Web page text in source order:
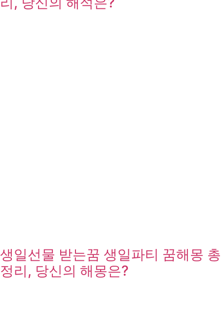
생일선물 받는꿈 생일파티 꿈해몽 총
정리, 당신의 해몽은?